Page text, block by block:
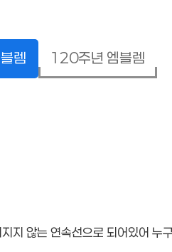
렘 120주년 엠블렘
않는 연속선으로 되어있어 누